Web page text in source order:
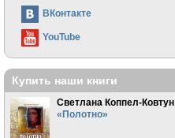
ВКонтакте
YouTube
Купить наши книги
Светлана Коппел-Ковтун
«Полотно»